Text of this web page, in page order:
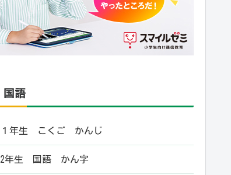
国語
１年生 こくご かんじ
2年生 国語 かん字